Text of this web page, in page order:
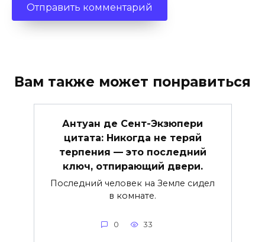
Вам также может понравиться
Антуан де Сент-Экзюпери
цитата: Никогда не теряй
терпения — это последний
ключ, отпирающий двери.
Последний человек на Земле сидел
в комнате.
0 33